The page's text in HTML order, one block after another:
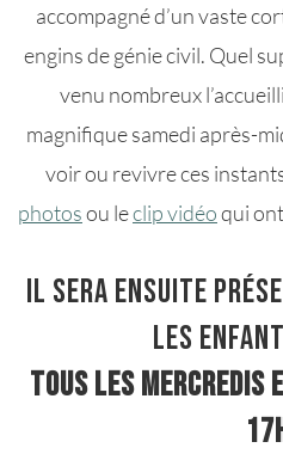
accompagné d’un vaste
engins de génie civil. Quel
venu nombreux
magnifique samedi après-
voir ou revivre ces
photosou leclip vidéoqui
Il sera ensuite
les
tous les mercredis